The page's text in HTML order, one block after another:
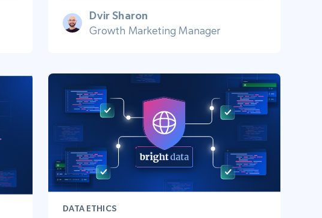
Dvir Sharon
Growth Marketing Manager
DATA ETHICS